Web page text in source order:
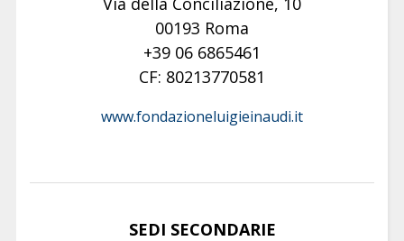
00193 Roma
+39 06 6865461
CF: 80213770581
www.fondazioneluigieinaudi.it
SEDI SECONDARIE